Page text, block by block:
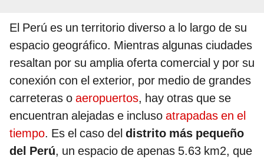
El Perú es un territorio diverso a lo largo de su
espacio geográfico. Mientras algunas ciudades
resaltan por su amplia oferta comercial y por su
conexión con el exterior, por medio de grandes
carreteras o aeropuertos, hay otras que se
encuentran alejadas e incluso atrapadas en el
tiempo. Es el caso del distrito más pequeño
del Perú, un espacio de apenas 5.63 km2, que